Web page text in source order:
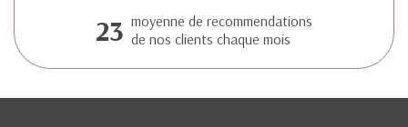
23 moyenne de recommendations
de nos clients chaque mois